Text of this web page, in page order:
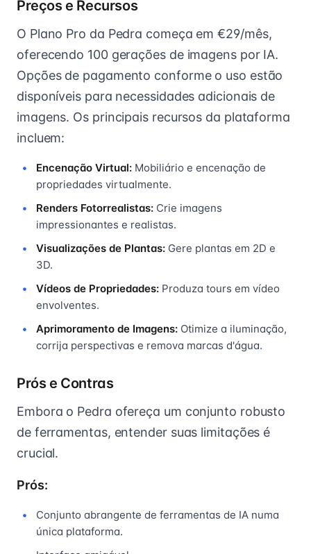
Preços e Recursos
O Plano Pro da Pedra começa em €29/mês,
oferecendo 100 gerações de imagens por IA.
Opções de pagamento conforme o uso estão
disponíveis para necessidades adicionais de
imagens. Os principais recursos da plataforma
incluem:
Encenação Virtual: Mobiliário e encenação de
propriedades virtualmente.
Renders Fotorrealistas: Crie imagens
impressionantes e realistas.
Visualizações de Plantas: Gere plantas em 2D e
3D.
Vídeos de Propriedades: Produza tours em vídeo
envolventes.
Aprimoramento de Imagens: Otimize a iluminação,
corrija perspectivas e remova marcas d'água.
Prós e Contras
Embora o Pedra ofereça um conjunto robusto
de ferramentas, entender suas limitações é
crucial.
Prós:
Conjunto abrangente de ferramentas de IA numa
única plataforma.